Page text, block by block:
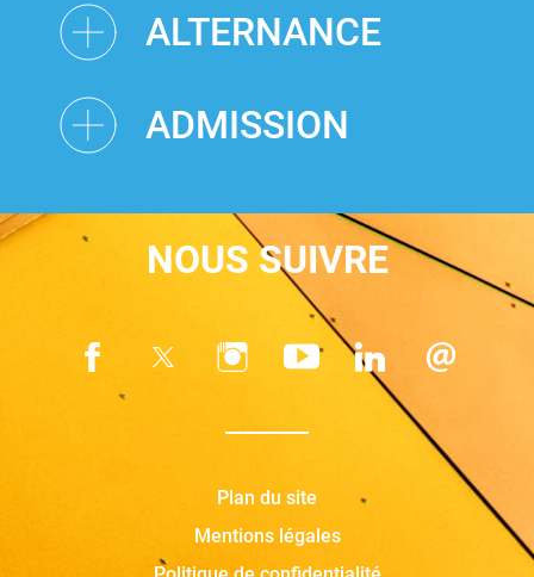
ALTERNANCE
ADMISSION
NOUS SUIVRE
Plan du site
Mentions légales